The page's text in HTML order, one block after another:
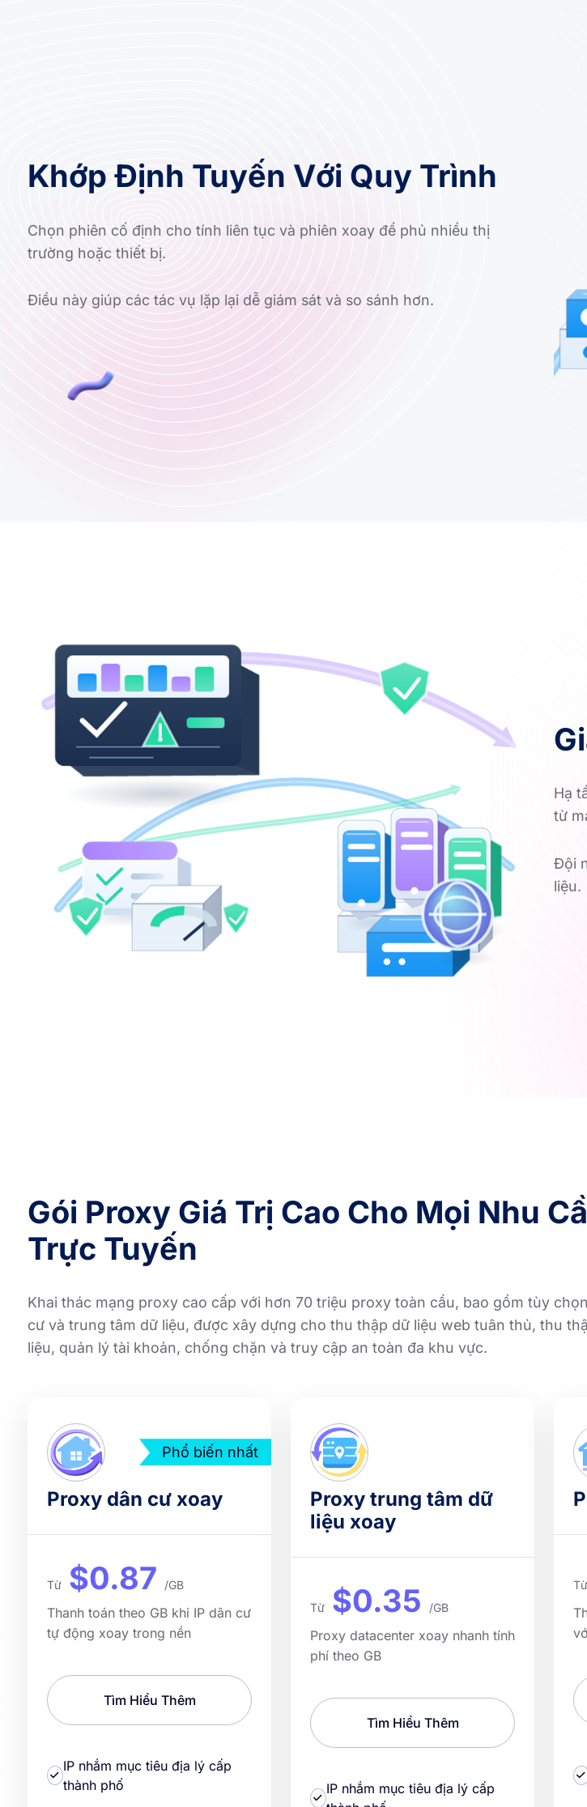
Khớp Định Tuyến Với Quy Trình
Chọn phiên cố định cho tính liên tục và phiên xoay để phủ nhiều thị
trường hoặc thiết bị.
Điều này giúp các tác vụ lặp lại dễ giám sát và so sánh hơn.
Hạ
từ
Đội
liệu.
Gói Proxy Giá Trị Cao Cho Mọi Nhu
Trực Tuyến
Khai thác mạng proxy cao cấp với hơn 70 triệu proxy toàn cầu, bao gồm tùy
cư và trung tâm dữ liệu, được xây dựng cho thu thập dữ liệu web tuân thủ, thu
liệu, quản lý tài khoản, chống chặn và truy cập an toàn đa khu vực.
Phổ biến nhất
Proxy dân cư xoay
Từ $0.87 /GB
Thanh toán theo GB khi IP dân cư
tự động xoay trong nền
Tìm Hiểu Thêm
IP nhắm mục tiêu địa lý cấp
thành phố
Proxy trung tâm dữ
liệu xoay
Từ $0.35 /GB
Proxy datacenter xoay nhanh tính
phí theo GB
Tìm Hiểu Thêm
IP nhắm mục tiêu địa lý cấp
Từ